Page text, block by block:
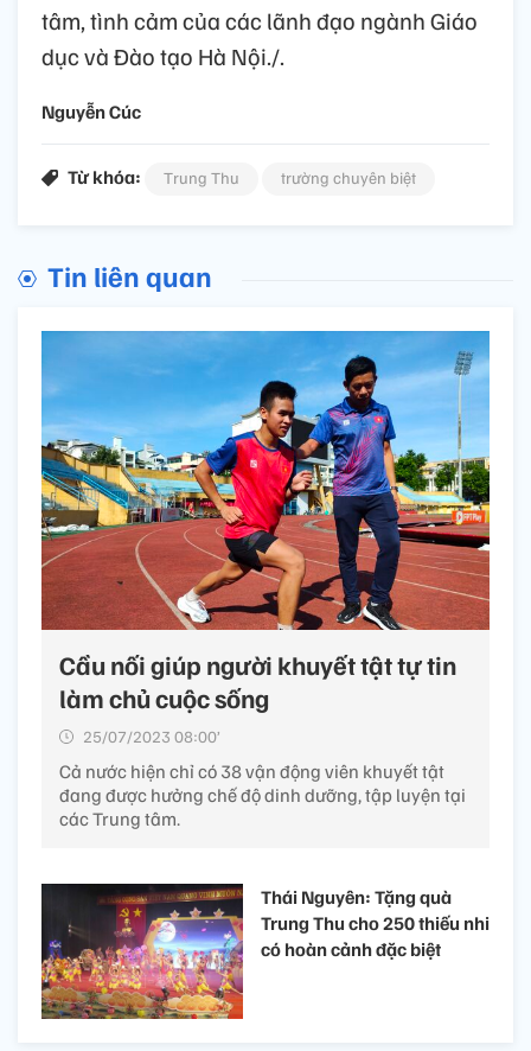
tâm, tình cảm của các lãnh đạo ngành Giáo
dục và Đào tạo Hà Nội./.
Nguyễn Cúc
Từ khóa: Trung Thu trường chuyên biệt
Tin liên quan
Cầu nối giúp người khuyết tật tự tin
làm chủ cuộc sống
25/07/2023 08:00’
Cả nước hiện chỉ có 38 vận động viên khuyết tật
đang được hưởng chế độ dinh dưỡng, tập luyện tại
các Trung tâm.
Thái Nguyên: Tặng quà
Trung Thu cho 250 thiếu nhi
có hoàn cảnh đặc biệt